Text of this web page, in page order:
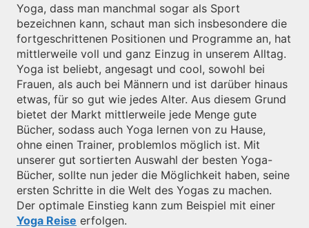
Yoga, dass man manchmal sogar als Sport
bezeichnen kann, schaut man sich insbesondere die
fortgeschrittenen Positionen und Programme an, hat
mittlerweile voll und ganz Einzug in unserem Alltag.
Yoga ist beliebt, angesagt und cool, sowohl bei
Frauen, als auch bei Männern und ist darüber hinaus
etwas, für so gut wie jedes Alter. Aus diesem Grund
bietet der Markt mittlerweile jede Menge gute
Bücher, sodass auch Yoga lernen von zu Hause,
ohne einen Trainer, problemlos möglich ist. Mit
unserer gut sortierten Auswahl der besten Yoga-
Bücher, sollte nun jeder die Möglichkeit haben, seine
ersten Schritte in die Welt des Yogas zu machen.
Der optimale Einstieg kann zum Beispiel mit einer
Yoga Reise erfolgen.